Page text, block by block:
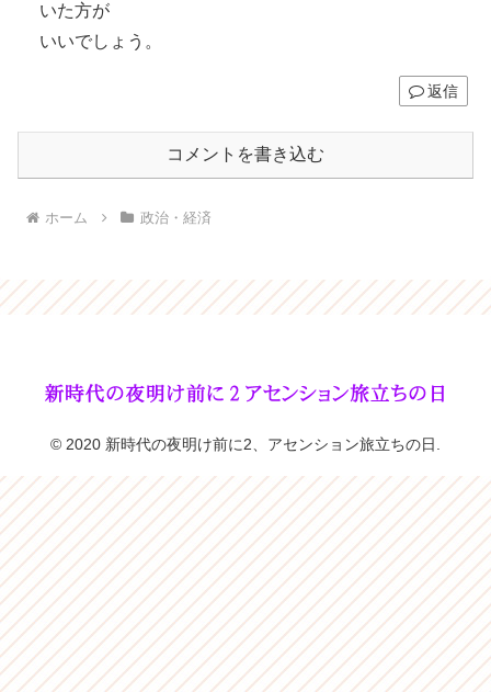
いた方が
いいでしょう。
返信
コメントを書き込む
ホーム 政治・経済
© 2020 新時代の夜明け前に2、アセンション旅立ちの日.